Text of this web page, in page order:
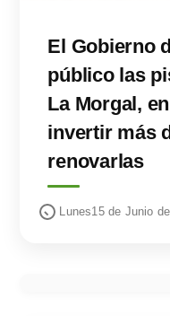
El Gobierno
público las
La Morgal,
invertir más
renovarlas
Lunes15 de Junio